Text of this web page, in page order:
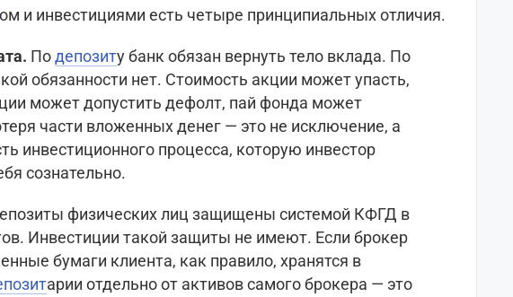
ом и инвестициями есть четыре принципиальных отличия.
Подепозиту банк обязан вернуть тело вклада. По
обязанности нет. Стоимость акции может упасть,
может допустить дефолт, пай фонда может
части вложенных денег — это не исключение, а
инвестиционного процесса, которую инвестор
сознательно.
физических лиц защищены системой КФГД в
Инвестиции такой защиты не имеют. Если брокер
бумаги клиента, как правило, хранятся в
арии отдельно от активов самого брокера — это